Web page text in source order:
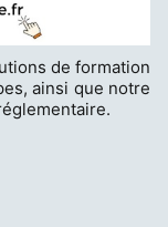
ainsi que notre